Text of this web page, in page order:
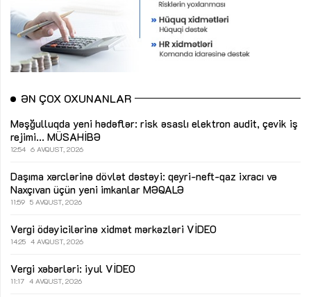
ƏN ÇOX OXUNANLAR
Məşğulluqda yeni hədəflər: risk əsaslı elektron audit, çevik iş
rejimi... MÜSAHİBƏ
12:54 6 AVQUST, 2026
Daşıma xərclərinə dövlət dəstəyi: qeyri-neft-qaz ixracı və
Naxçıvan üçün yeni imkanlar MƏQALƏ
11:59 5 AVQUST, 2026
Vergi ödəyicilərinə xidmət mərkəzləri VİDEO
14:25 4 AVQUST, 2026
Vergi xəbərləri: iyul VİDEO
11:17 4 AVQUST, 2026